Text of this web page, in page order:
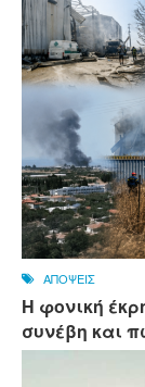
ΑΠΟΨΕΙΣ
Η φονική
συνέβη και